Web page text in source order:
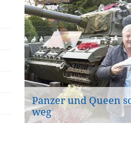
Panzer und Queen
weg